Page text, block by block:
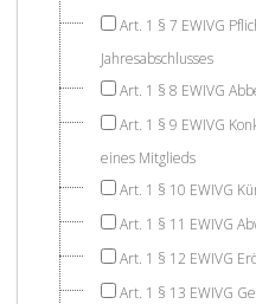
Art. 1 § 7 EWIVG
Jahresabschlusses
Art. 1 § 8 EWIVG
Art. 1 § 9 EWIVG
eines Mitglieds
Art. 1 § 10 EWIVG
Art. 1 § 11 EWIVG
Art. 1 § 12 EWIVG
Art. 1 § 13 EWIVG